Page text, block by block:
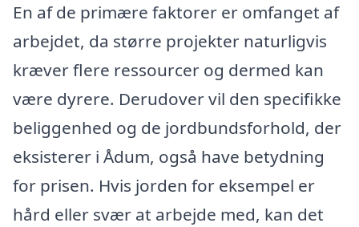
En af de primære faktorer er omfanget af
arbejdet, da større projekter naturligvis
kræver flere ressourcer og dermed kan
være dyrere. Derudover vil den specifikke
beliggenhed og de jordbundsforhold, der
eksisterer i Ådum, også have betydning
for prisen. Hvis jorden for eksempel er
hård eller svær at arbejde med, kan det